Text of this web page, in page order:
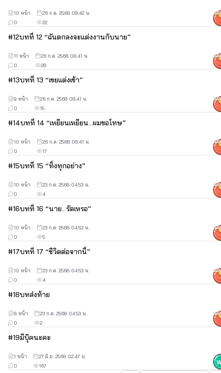
22
0
10 หน้า 26 ก.ค. 2568 08:42 น.
#12บทที่ 12 “ฉันตกลงจะแต่งงานกับนาย”
28
0
11 หน้า 26 ก.ค. 2568 08:41 น.
#13บทที่ 13 “เขยแต่งเข้า”
15
0
9 หน้า 26 ก.ค. 2568 08:41 น.
#14บทที่ 14 “เหยียนเหยียน...ผมขอโทษ”
17
0
10 หน้า 26 ก.ค. 2568 08:41 น.
#15บทที่ 15 “ทิ้งทุกอย่าง”
4
0
10 หน้า 23 ก.ค. 2568 04:53 น.
#16บทที่ 16 “นาย...รัตเหรอ”
5
0
10 หน้า 23 ก.ค. 2568 04:53 น.
#17บทที่ 17 “ชีวิตต่อจากนี้”
4
0
10 หน้า 23 ก.ค. 2568 04:53 น.
#18บทส่งท้าย
2
0
8 หน้า 23 ก.ค. 2568 04:53 น.
#19มีบุ๊คนะคะ
167
0
1 หน้า 27 มิ.ย. 2568 02:47 น.